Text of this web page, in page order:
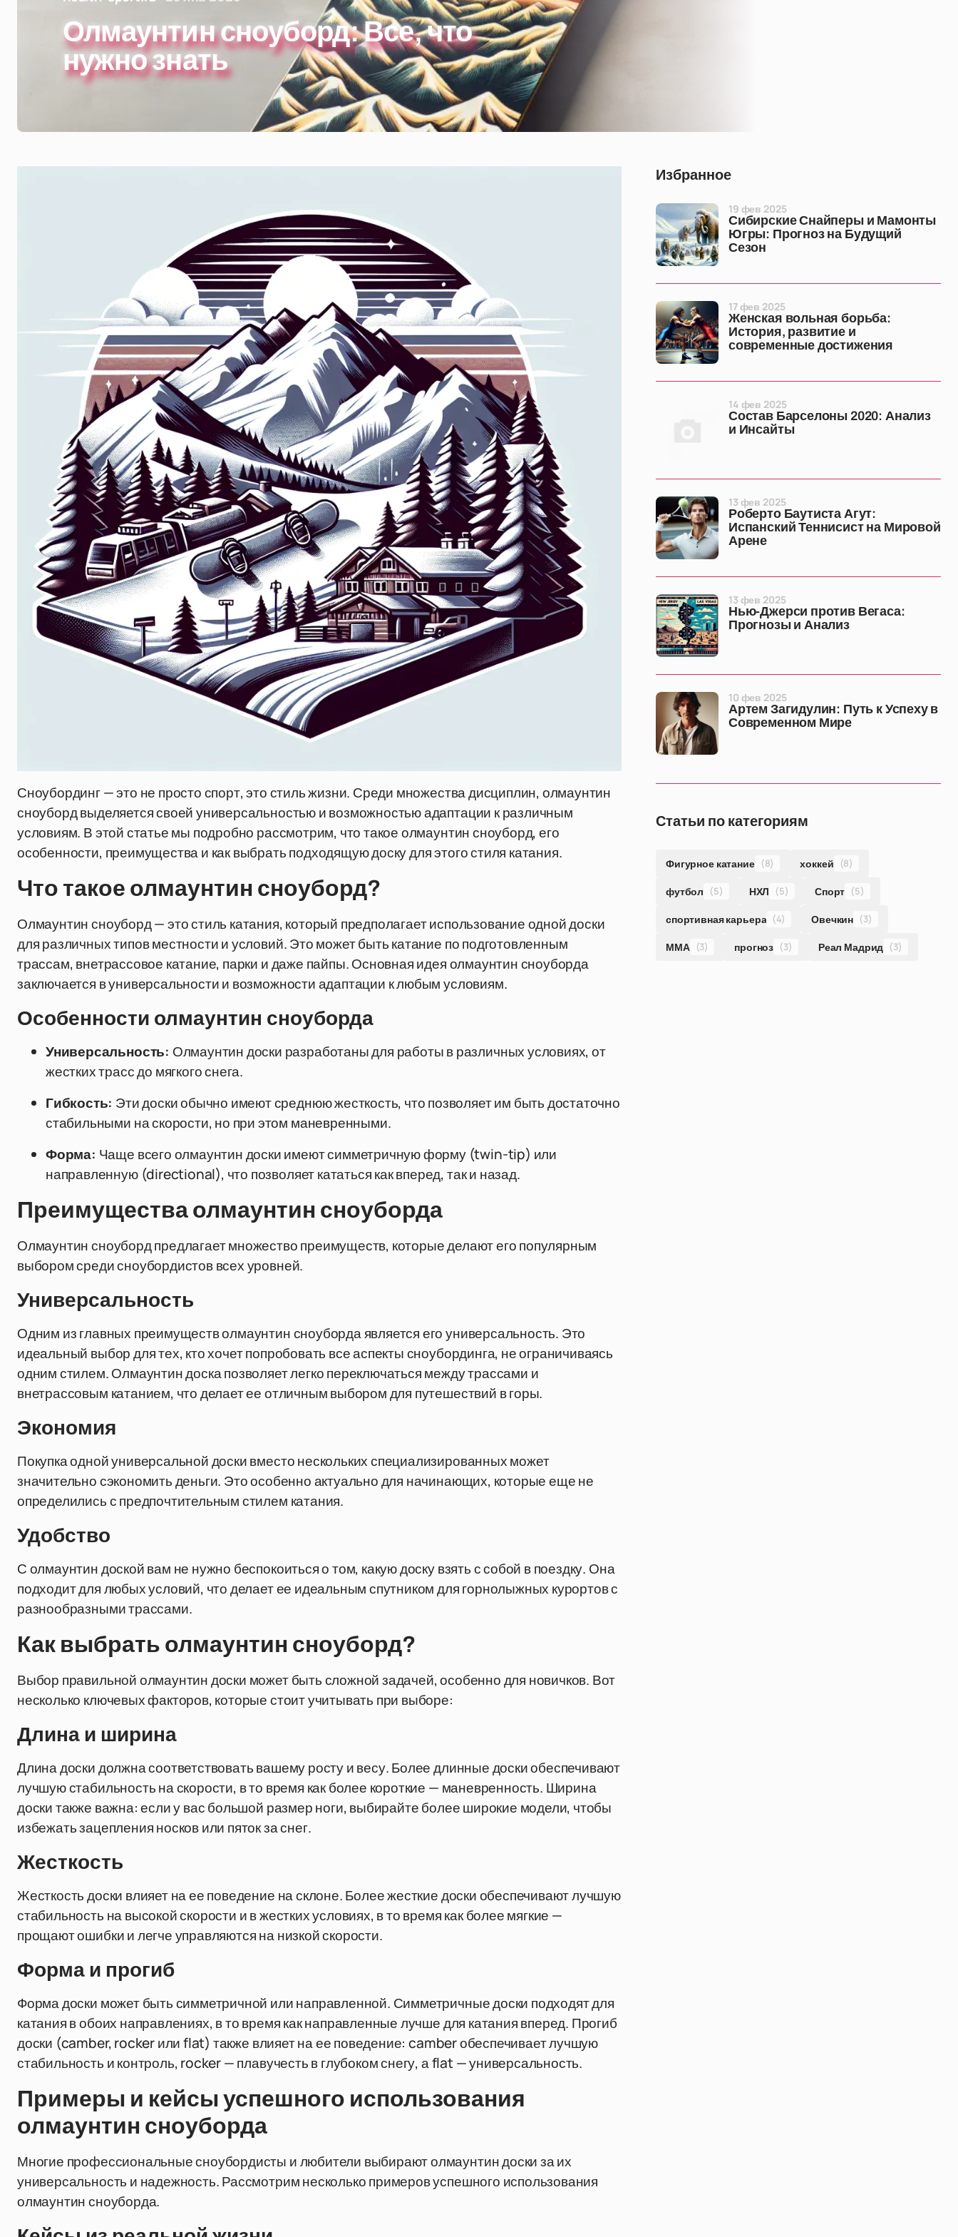
Олмаунтин сноуборд: Все, что
нужно знать
Сноубординг — это не просто спорт, это стиль жизни. Среди множества дисциплин, олмаунтин
сноуборд выделяется своей универсальностью и возможностью адаптации к различным
условиям. В этой статье мы подробно рассмотрим, что такое олмаунтин сноуборд, его
особенности, преимущества и как выбрать подходящую доску для этого стиля катания.
Что такое олмаунтин сноуборд?
Олмаунтин сноуборд — это стиль катания, который предполагает использование одной доски
для различных типов местности и условий. Это может быть катание по подготовленным
трассам, внетрассовое катание, парки и даже пайпы. Основная идея олмаунтин сноуборда
заключается в универсальности и возможности адаптации к любым условиям.
Особенности олмаунтин сноуборда
Универсальность: Олмаунтин доски разработаны для работы в различных условиях, от
жестких трасс до мягкого снега.
Гибкость: Эти доски обычно имеют среднюю жесткость, что позволяет им быть достаточно
стабильными на скорости, но при этом маневренными.
Форма: Чаще всего олмаунтин доски имеют симметричную форму (twin-tip) или
направленную (directional), что позволяет кататься как вперед, так и назад.
Преимущества олмаунтин сноуборда
Олмаунтин сноуборд предлагает множество преимуществ, которые делают его популярным
выбором среди сноубордистов всех уровней.
Универсальность
Одним из главных преимуществ олмаунтин сноуборда является его универсальность. Это
идеальный выбор для тех, кто хочет попробовать все аспекты сноубординга, не ограничиваясь
одним стилем. Олмаунтин доска позволяет легко переключаться между трассами и
внетрассовым катанием, что делает ее отличным выбором для путешествий в горы.
Экономия
Покупка одной универсальной доски вместо нескольких специализированных может
значительно сэкономить деньги. Это особенно актуально для начинающих, которые еще не
определились с предпочтительным стилем катания.
Удобство
С олмаунтин доской вам не нужно беспокоиться о том, какую доску взять с собой в поездку. Она
подходит для любых условий, что делает ее идеальным спутником для горнолыжных курортов с
разнообразными трассами.
Как выбрать олмаунтин сноуборд?
Выбор правильной олмаунтин доски может быть сложной задачей, особенно для новичков. Вот
несколько ключевых факторов, которые стоит учитывать при выборе:
Длина и ширина
Длина доски должна соответствовать вашему росту и весу. Более длинные доски обеспечивают
лучшую стабильность на скорости, в то время как более короткие — маневренность. Ширина
доски также важна: если у вас большой размер ноги, выбирайте более широкие модели, чтобы
избежать зацепления носков или пяток за снег.
Жесткость
Жесткость доски влияет на ее поведение на склоне. Более жесткие доски обеспечивают лучшую
стабильность на высокой скорости и в жестких условиях, в то время как более мягкие —
прощают ошибки и легче управляются на низкой скорости.
Форма и прогиб
Форма доски может быть симметричной или направленной. Симметричные доски подходят для
катания в обоих направлениях, в то время как направленные лучше для катания вперед. Прогиб
доски (camber, rocker или flat) также влияет на ее поведение: camber обеспечивает лучшую
стабильность и контроль, rocker — плавучесть в глубоком снегу, а flat — универсальность.
Примеры и кейсы успешного использования
олмаунтин сноуборда
Многие профессиональные сноубордисты и любители выбирают олмаунтин доски за их
универсальность и надежность. Рассмотрим несколько примеров успешного использования
олмаунтин сноуборда.
Избранное
Сибирские Снайперы и Мамонты
Югры: Прогноз на Будущий
Сезон
19 фев 2025
Женская вольная борьба:
История, развитие и
современные достижения
17 фев 2025
Состав Барселоны 2020: Анализ
и Инсайты
14 фев 2025
Роберто Баутиста Агут:
Испанский Теннисист на Мировой
Арене
13 фев 2025
Нью-Джерси против Вегаса:
Прогнозы и Анализ
13 фев 2025
Артем Загидулин: Путь к Успеху в
Современном Мире
10 фев 2025
Статьи по категориям
Фигурное катание (8) хоккей (8)
футбол (5) НХЛ (5) Спорт (5)
спортивная карьера (4) Овечкин (3)
ММА (3) прогноз (3) Реал Мадрид (3)